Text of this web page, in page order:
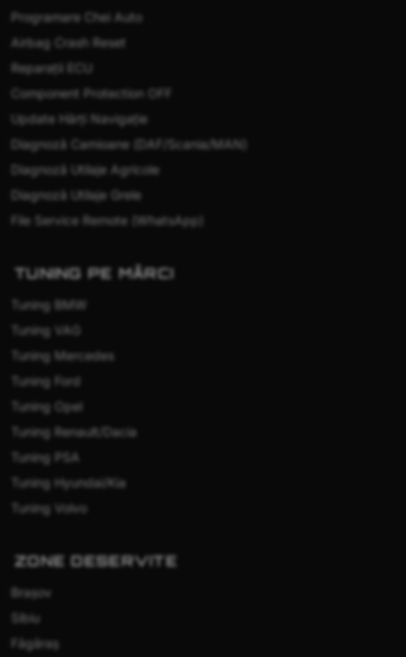
Programare Chei Auto
Airbag Crash Reset
Reparații ECU
Component Protection OFF
Update Hărți Navigație
Diagnoză Camioane (DAF/Scania/MAN)
Diagnoză Utilaje Agricole
Diagnoză Utilaje Grele
File Service Remote (WhatsApp)
TUNING PE MĂRCI
Tuning BMW
Tuning VAG
Tuning Mercedes
Tuning Ford
Tuning Opel
Tuning Renault/Dacia
Tuning PSA
Tuning Hyundai/Kia
Tuning Volvo
ZONE DESERVITE
Brașov
Sibiu
Făgăraș